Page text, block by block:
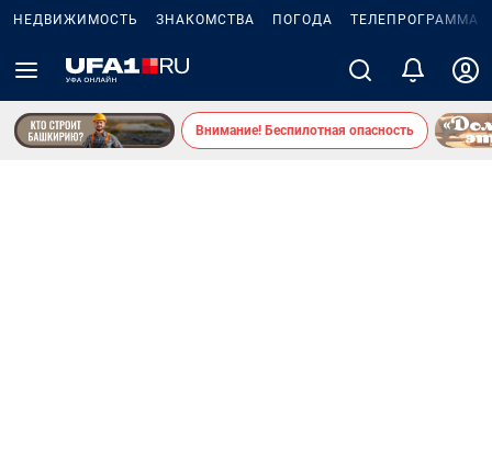
НЕДВИЖИМОСТЬ ЗНАКОМСТВА ПОГОДА ТЕЛЕПРОГРАММА
Внимание! Беспилотная опасность